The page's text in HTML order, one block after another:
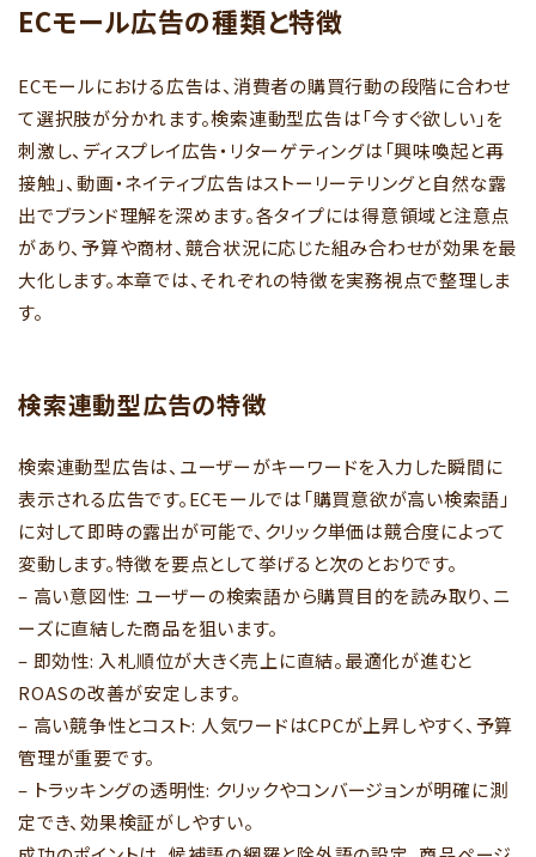
ECモール広告の種類と特徴
ECモールにおける広告は、消費者の購買行動の段階に合わせ
て選択肢が分かれます。検索連動型広告は「今すぐ欲しい」を
刺激し、ディスプレイ広告・リターゲティングは「興味喚起と再
接触」、動画・ネイティブ広告はストーリーテリングと自然な露
出でブランド理解を深めます。各タイプには得意領域と注意点
があり、予算や商材、競合状況に応じた組み合わせが効果を最
大化します。本章では、それぞれの特徴を実務視点で整理しま
す。
検索連動型広告の特徴
検索連動型広告は、ユーザーがキーワードを入力した瞬間に
表示される広告です。ECモールでは「購買意欲が高い検索語」
に対して即時の露出が可能で、クリック単価は競合度によって
変動します。特徴を要点として挙げると次のとおりです。
– 高い意図性: ユーザーの検索語から購買目的を読み取り、ニ
ーズに直結した商品を狙います。
– 即効性: 入札順位が大きく売上に直結。最適化が進むと
ROASの改善が安定します。
– 高い競争性とコスト: 人気ワードはCPCが上昇しやすく、予算
管理が重要です。
– トラッキングの透明性: クリックやコンバージョンが明確に測
定でき、効果検証がしやすい。